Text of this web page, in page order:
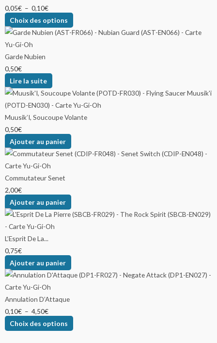
0,05€ – 0,10€
Choix des options
Garde Nubien
0,50€
Lire la suite
Muusik’I, Soucoupe Volante
0,50€
Ajouter au panier
Commutateur Senet
2,00€
Ajouter au panier
L’Esprit De La...
0,75€
Ajouter au panier
Annulation D’Attaque
0,10€ – 4,50€
Choix des options